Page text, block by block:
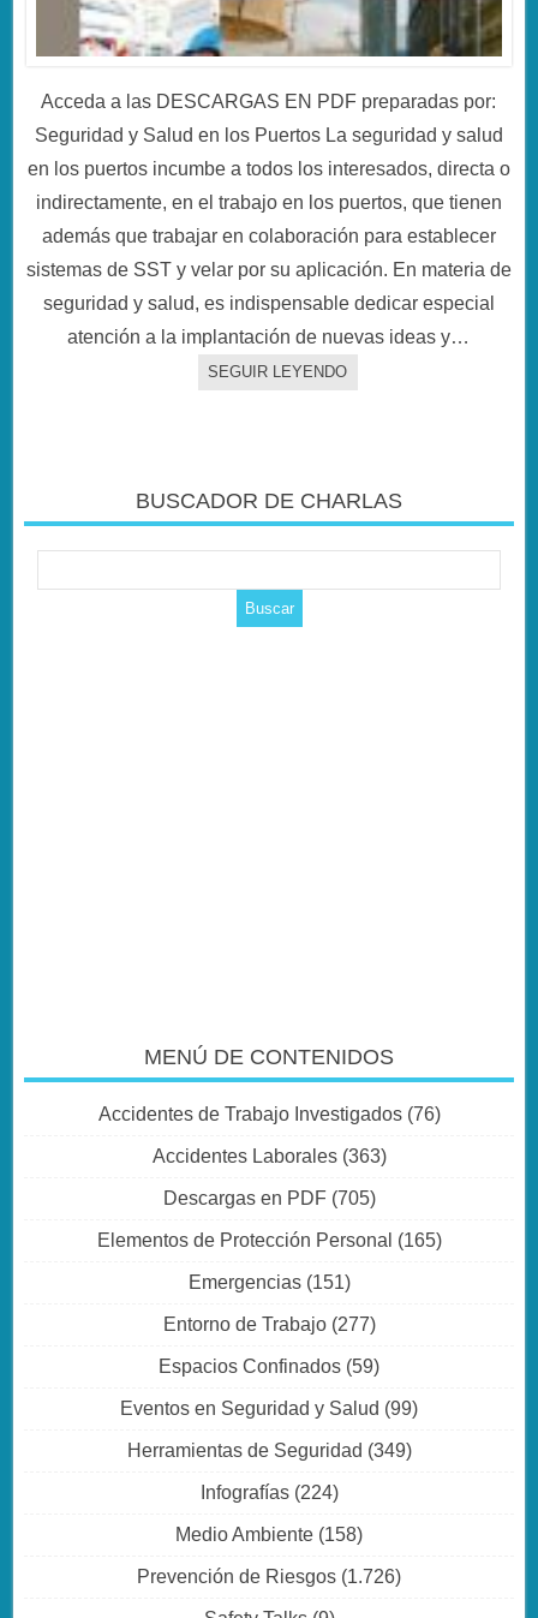
Acceda a las DESCARGAS EN PDF preparadas por:
Seguridad y Salud en los Puertos La seguridad y salud
en los puertos incumbe a todos los interesados, directa o
indirectamente, en el trabajo en los puertos, que tienen
además que trabajar en colaboración para establecer
sistemas de SST y velar por su aplicación. En materia de
seguridad y salud, es indispensable dedicar especial
atención a la implantación de nuevas ideas y…
SEGUIR LEYENDO
BUSCADOR DE CHARLAS
MENÚ DE CONTENIDOS
Accidentes de Trabajo Investigados(76)
Accidentes Laborales(363)
Descargas en PDF(705)
Elementos de Protección Personal (165)
Emergencias(151)
Entorno de Trabajo(277)
Espacios Confinados (59)
Eventos en Seguridad y Salud (99)
Herramientas de Seguridad (349)
Infografías(224)
Medio Ambiente (158)
Prevención de Riesgos (1.726)